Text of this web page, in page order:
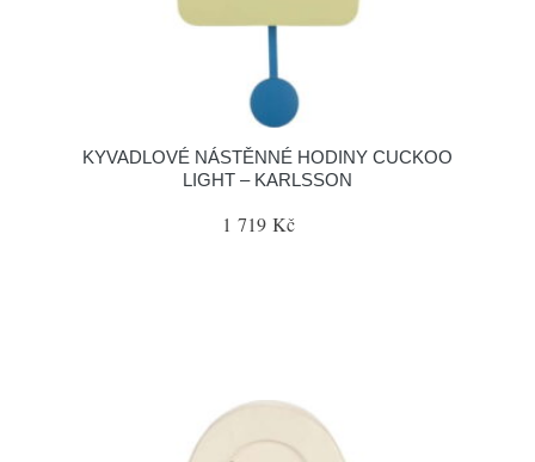
KYVADLOVÉ NÁSTĚNNÉ HODINY CUCKOO
LIGHT – KARLSSON
1 719 Kč